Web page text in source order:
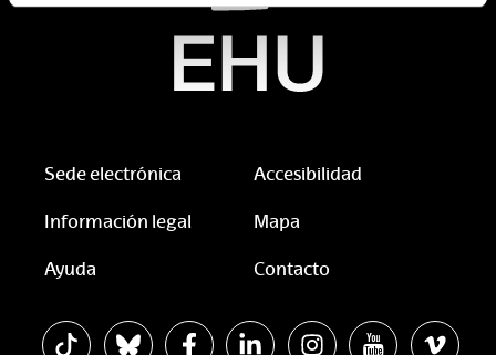
Sede electrónica Accesibilidad
Información legal Mapa
Ayuda Contacto